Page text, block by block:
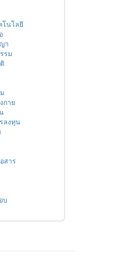
โนโลยี
า
รม
กาย
ลงทุน
สาร
บ